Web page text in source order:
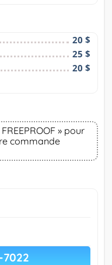
20 $
25 $
20 $
» pour
commande